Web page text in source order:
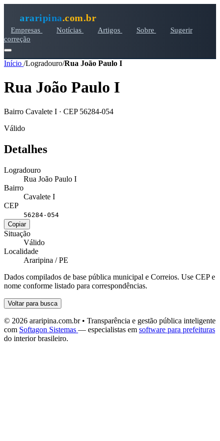
araripina.com.br
Empresas Notícias Artigos Sobre
Sugerir
correção
Início /Logradouro/Rua João Paulo I
Rua João Paulo I
Bairro Cavalete I · CEP 56284-054
Válido
Detalhes
Logradouro
Rua João Paulo I
Bairro
Cavalete I
CEP
56284-054
Copiar
Situação
Válido
Localidade
Araripina / PE
Dados compilados de base pública municipal e Correios. Use CEP e
nome conforme listado para correspondências.
Voltar para busca
© 2026 araripina.com.br • Transparência e gestão pública inteligente
com Softagon Sistemas — especialistas em software para prefeituras
do interior brasileiro.